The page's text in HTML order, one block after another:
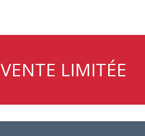
VENTE LIMITÉE